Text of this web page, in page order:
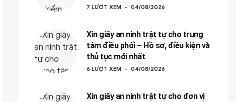
7 LƯỢT XEM 04/08/2026
Xin giấy an ninh trật tự cho trung
tâm điều phối – Hồ sơ, điều kiện và
thủ tục mới nhất
6 LƯỢT XEM 04/08/2026
Xin giấy an ninh trật tự cho đơn vị